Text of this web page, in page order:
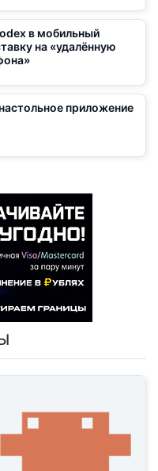
в мобильный
на «удалённую
приложение